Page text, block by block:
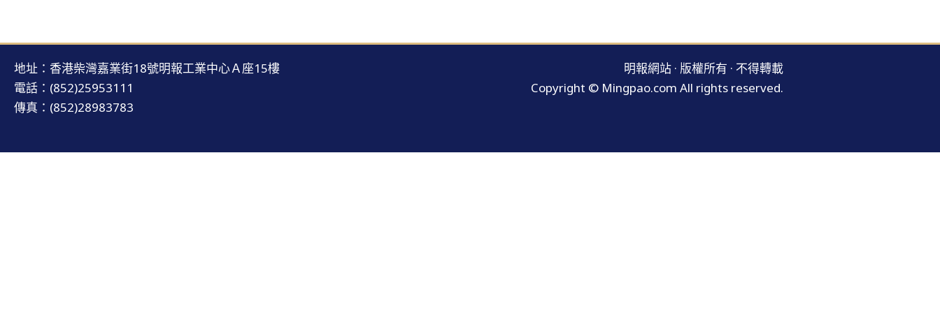
地址：香港柴灣嘉業街18號明報工業中心Ａ座15樓
電話：(852)25953111
傳真：(852)28983783
明報網站 · 版權所有 · 不得轉載
Copyright © Mingpao.com All rights reserved.